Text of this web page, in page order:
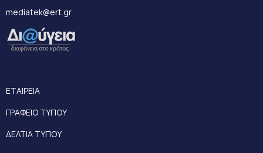
mediatek@ert.gr
ΕΤΑΙΡΕΙΑ
ΓΡΑΦΕΙΟ ΤΥΠΟΥ
ΔΕΛΤΙΑ ΤΥΠΟΥ